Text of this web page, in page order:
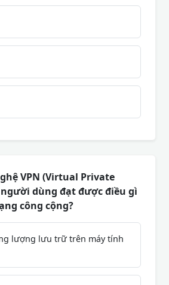
VPN (Virtual Private
dùng đạt được điều gì
công cộng?
lượng lưu trữ trên máy tính